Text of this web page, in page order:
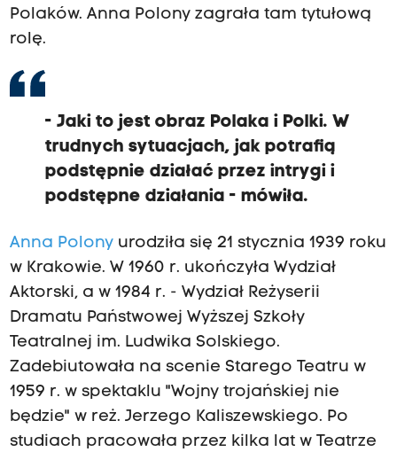
Polaków. Anna Polony zagrała tam tytułową
rolę.
- Jaki to jest obraz Polaka i Polki. W
trudnych sytuacjach, jak potrafią
podstępnie działać przez intrygi i
podstępne działania - mówiła.
Anna Polonyurodziła się 21 stycznia 1939 roku
w Krakowie. W 1960 r. ukończyła Wydział
Aktorski, a w 1984 r. - Wydział Reżyserii
Dramatu Państwowej Wyższej Szkoły
Teatralnej im. Ludwika Solskiego.
Zadebiutowała na scenie Starego Teatru w
1959 r. w spektaklu "Wojny trojańskiej nie
będzie" w reż. Jerzego Kaliszewskiego. Po
studiach pracowała przez kilka lat w Teatrze